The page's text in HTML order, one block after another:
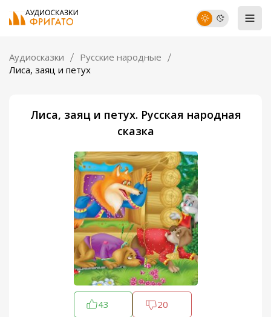
Аудиосказки
Русские народные
Лиса, заяц и петух
Лиса, заяц и петух. Русская народная
сказка
43 20